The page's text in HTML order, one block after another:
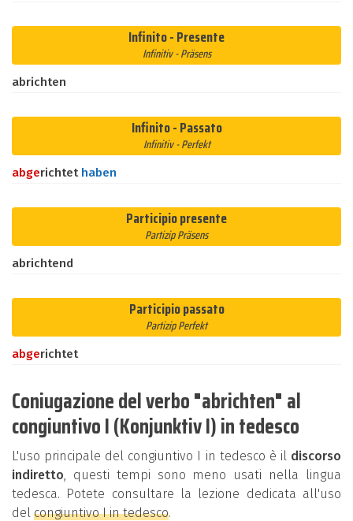
Infinito - Presente
Infinitiv - Präsens
abrichten
Infinito - Passato
Infinitiv - Perfekt
abgerichtet haben
Participio presente
Partizip Präsens
abrichtend
Participio passato
Partizip Perfekt
abgerichtet
Coniugazione del verbo "abrichten" al
congiuntivo I (Konjunktiv I) in tedesco
L'uso principale del congiuntivo I in tedesco è il discorso
indiretto, questi tempi sono meno usati nella lingua
tedesca. Potete consultare la lezione dedicata all'uso
del congiuntivo I in tedesco.